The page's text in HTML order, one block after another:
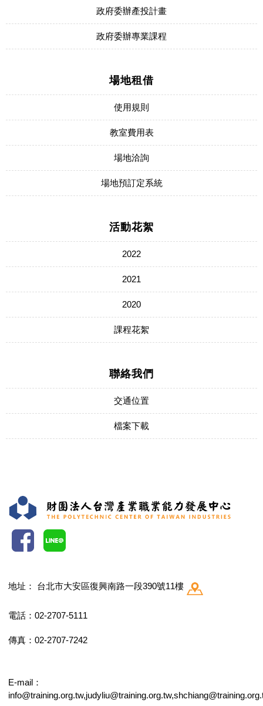
政府委辦產投計畫
政府委辦專業課程
場地租借
使用規則
教室費用表
場地洽詢
場地預訂定系統
活動花絮
2022
2021
2020
課程花絮
聯絡我們
交通位置
檔案下載
地址： 台北市大安區復興南路一段390號11樓
電話：02-2707-5111
傳真：02-2707-7242
E-mail：